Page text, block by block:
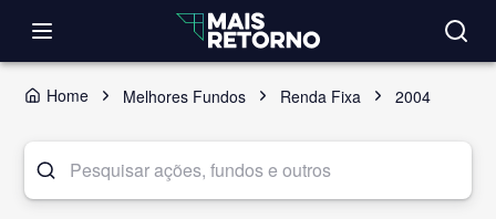
Home Melhores Fundos Renda Fixa 2004